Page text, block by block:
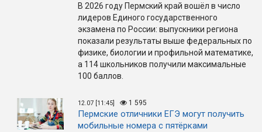
В 2026 году Пермский край вошёл в число
лидеров Единого государственного
экзамена по России: выпускники региона
показали результаты выше федеральных по
физике, биологии и профильной математике,
а 114 школьников получили максимальные
100 баллов.
12.07 [11:45] 1 595
Пермские отличники ЕГЭ могут получить
мобильные номера с пятёрками